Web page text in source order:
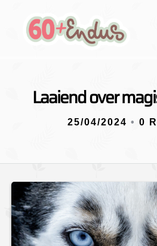
Laaiend over
25/04/2024 • 0